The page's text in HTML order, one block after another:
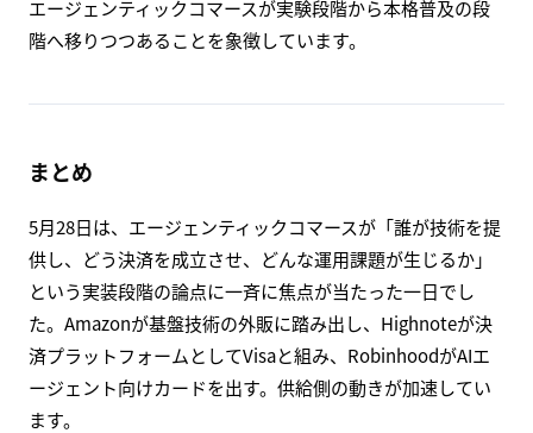
エージェンティックコマースが実験段階から本格普及の段
階へ移りつつあることを象徴しています。
まとめ
5月28日は、エージェンティックコマースが「誰が技術を提
供し、どう決済を成立させ、どんな運用課題が生じるか」
という実装段階の論点に一斉に焦点が当たった一日でし
た。Amazonが基盤技術の外販に踏み出し、Highnoteが決
済プラットフォームとしてVisaと組み、RobinhoodがAIエ
ージェント向けカードを出す。供給側の動きが加速してい
ます。